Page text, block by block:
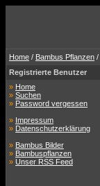
Home / Bambus Pflanzen /
Registrierte Benutzer
» Home
» Suchen
» Password vergessen
» Impressum
» Datenschutzerklärung
» Bambus Bilder
» Bambuspflanzen
» Unser RSS Feed